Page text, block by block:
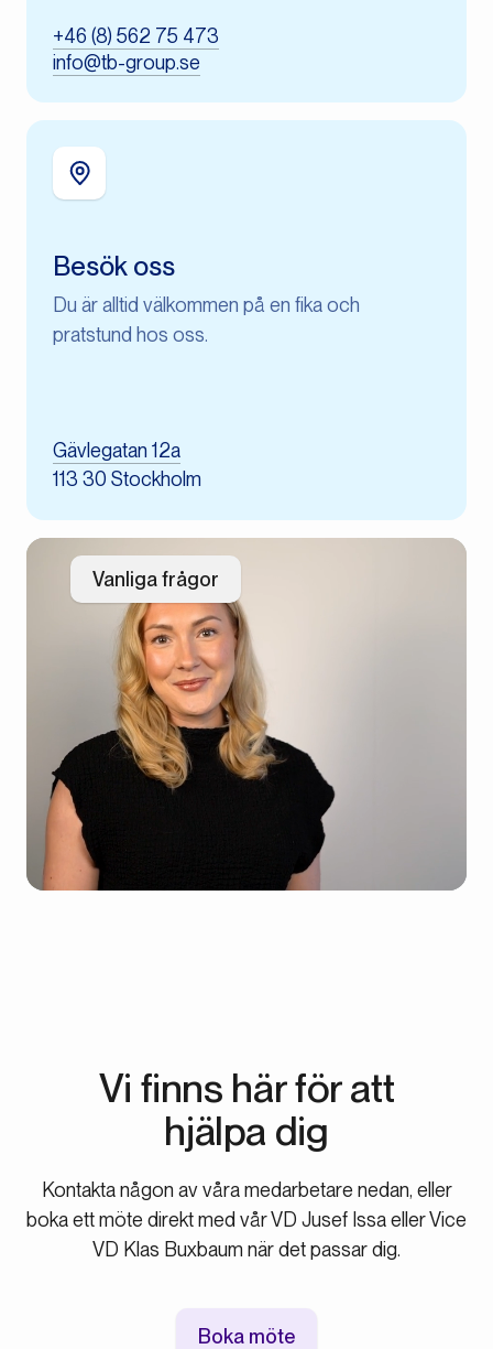
+46 (8) 562 75 473
info@tb-group.se
Besök oss
Du är alltid välkommen på en fika och
pratstund hos oss.
Gävlegatan 12a
113 30 Stockholm
Vanliga frågor
Vi finns här för att
hjälpa dig
Kontakta någon av våra medarbetare nedan, eller
boka ett möte direkt med vår VD Jusef Issa eller Vice
VD Klas Buxbaum när det passar dig.
Boka möte